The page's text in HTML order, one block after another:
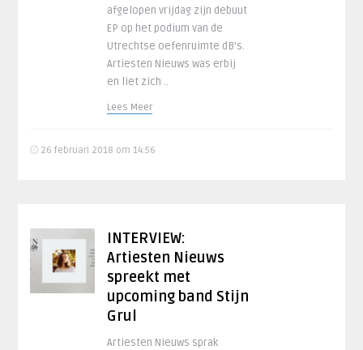
afgelopen vrijdag zijn debuut
EP op het podium van de
Utrechtse oefenruimte dB’s.
Artiesten Nieuws was erbij
en liet zich ..
Lees Meer
26 februari 2018 om 14:56
INTERVIEW:
Artiesten Nieuws
spreekt met
upcoming band Stijn
Grul
Artiesten Nieuws sprak